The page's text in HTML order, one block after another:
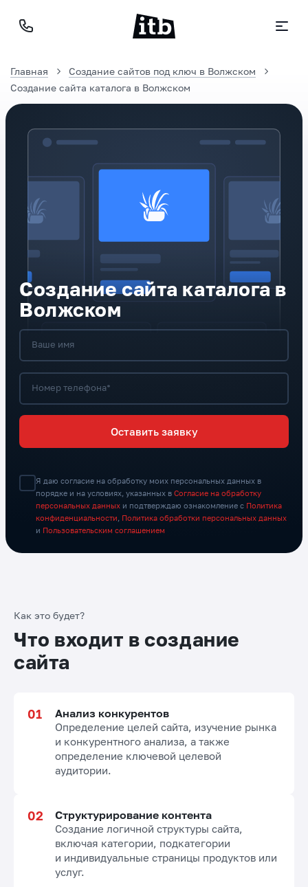
Главная
Создание сайтов под ключ в Волжском
Создание сайта каталога в Волжском
Создание сайта каталога в
Волжском
Ваше имя
Номер телефона*
Оставить заявку
Я даю согласие на обработку моих персональных данных в
порядке и на условиях, указанных в Согласие на обработку
персональных данных и подтверждаю ознакомление с Политика
конфиденциальности
Политика обработки персональных данных
и Пользовательским соглашением
Как это будет?
Что входит в создание
сайта
Анализ конкурентов
Определение целей сайта, изучение рынка
и конкурентного анализа, а также
определение ключевой целевой
аудитории.
Структурирование контента
Создание логичной структуры сайта,
включая категории, подкатегории
и индивидуальные страницы продуктов или
услуг.